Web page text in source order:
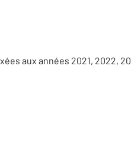
aux années 2021, 2022,